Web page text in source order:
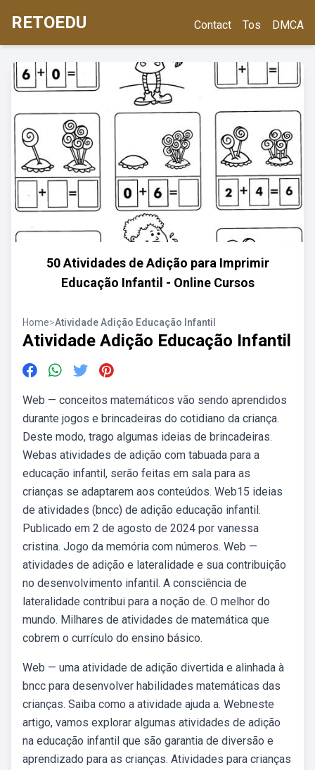
RETOEDU Contact Tos DMCA
50 Atividades de Adição para Imprimir
Educação Infantil - Online Cursos
Home>Atividade Adição Educação Infantil
Atividade Adição Educação Infantil
Web — conceitos matemáticos vão sendo aprendidos
durante jogos e brincadeiras do cotidiano da criança.
Deste modo, trago algumas ideias de brincadeiras.
Webas atividades de adição com tabuada para a
educação infantil, serão feitas em sala para as
crianças se adaptarem aos conteúdos. Web15 ideias
de atividades (bncc) de adição educação infantil.
Publicado em 2 de agosto de 2024 por vanessa
cristina. Jogo da memória com números. Web —
atividades de adição e lateralidade e sua contribuição
no desenvolvimento infantil. A consciência de
lateralidade contribui para a noção de. O melhor do
mundo. Milhares de atividades de matemática que
cobrem o currículo do ensino básico.
Web — uma atividade de adição divertida e alinhada à
bncc para desenvolver habilidades matemáticas das
crianças. Saiba como a atividade ajuda a. Webneste
artigo, vamos explorar algumas atividades de adição
na educação infantil que são garantia de diversão e
aprendizado para as crianças. Atividades para crianças